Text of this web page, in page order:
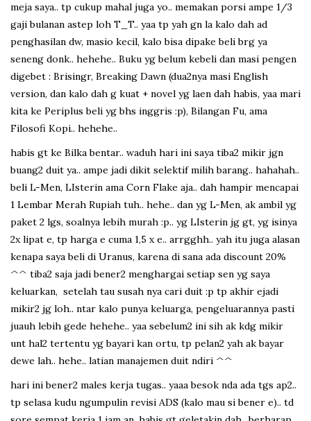
meja saya.. tp cukup mahal juga yo.. memakan porsi ampe 1/3
gaji bulanan astep loh T_T.. yaa tp yah gn la kalo dah ad
penghasilan dw, masio kecil, kalo bisa dipake beli brg ya
seneng donk.. hehehe.. Buku yg belum kebeli dan masi pengen
digebet : Brisingr, Breaking Dawn (dua2nya masi English
version, dan kalo dah g kuat + novel yg laen dah habis, yaa mari
kita ke Periplus beli yg bhs inggris :p), Bilangan Fu, ama
Filosofi Kopi.. hehehe..
habis gt ke Bilka bentar.. waduh hari ini saya tiba2 mikir jgn
buang2 duit ya.. ampe jadi dikit selektif milih barang.. hahahah..
beli L-Men, LIsterin ama Corn Flake aja.. dah hampir mencapai
1 Lembar Merah Rupiah tuh.. hehe.. dan yg L-Men, ak ambil yg
paket 2 lgs, soalnya lebih murah :p.. yg LIsterin jg gt, yg isinya
2x lipat e, tp harga e cuma 1,5 x e.. arrgghh.. yah itu juga alasan
kenapa saya beli di Uranus, karena di sana ada discount 20%
^^ tiba2 saja jadi bener2 menghargai setiap sen yg saya
keluarkan, setelah tau susah nya cari duit :p tp akhir ejadi
mikir2 jg loh.. ntar kalo punya keluarga, pengeluarannya pasti
juauh lebih gede hehehe.. yaa sebelum2 ini sih ak kdg mikir
unt hal2 tertentu yg bayari kan ortu, tp pelan2 yah ak bayar
dewe lah.. hehe.. latian manajemen duit ndiri ^^
hari ini bener2 males kerja tugas.. yaaa besok nda ada tgs ap2..
tp selasa kudu ngumpulin revisi ADS (kalo mau si bener e).. td